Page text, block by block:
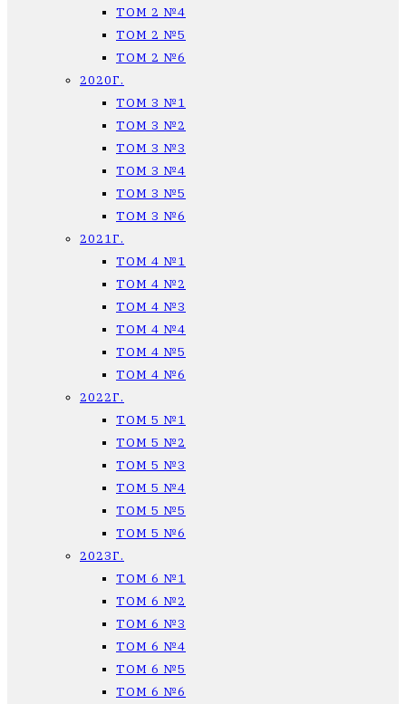
ТОМ 2 №4
ТОМ 2 №5
ТОМ 2 №6
2020Г.
ТОМ 3 №1
ТОМ 3 №2
ТОМ 3 №3
ТОМ 3 №4
ТОМ 3 №5
ТОМ 3 №6
2021Г.
ТОМ 4 №1
ТОМ 4 №2
ТОМ 4 №3
ТОМ 4 №4
ТОМ 4 №5
ТОМ 4 №6
2022Г.
ТОМ 5 №1
ТОМ 5 №2
ТОМ 5 №3
ТОМ 5 №4
ТОМ 5 №5
ТОМ 5 №6
2023Г.
ТОМ 6 №1
ТОМ 6 №2
ТОМ 6 №3
ТОМ 6 №4
ТОМ 6 №5
ТОМ 6 №6